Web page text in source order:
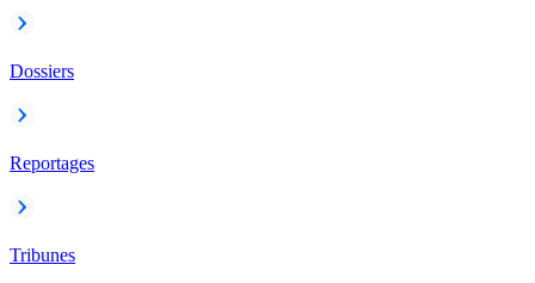
Dossiers
Reportages
Tribunes